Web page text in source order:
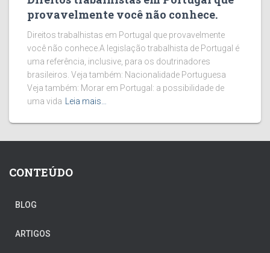
provavelmente você não conhece.
Direitos trabalhistas em Portugal que provavelmente
você não conhece.A legislação trabalhista de Portugal é
uma referência, inclusive, para os doutrinadores
brasileiros. Veja também: Nacionalidade Portuguesa
Veja também: Morar em Portugal: a possibilidade de
uma vida Leia mais…
CONTEÚDO
BLOG
ARTIGOS